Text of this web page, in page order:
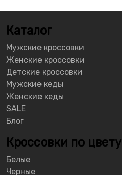
Каталог
Мужские кроссовки
Женские кроссовки
Детские кроссовки
Мужские кеды
Женские кеды
SALE
Блог
Кроссовки по цвету
Белые
Черные